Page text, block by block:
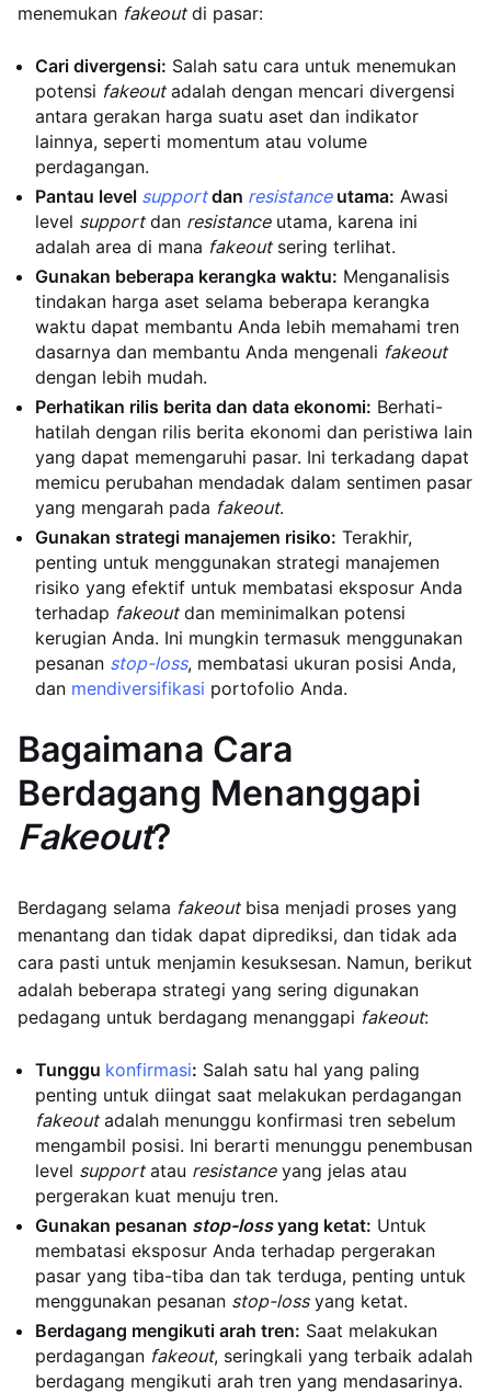
menemukan fakeoutdi pasar:
Cari divergensi: Salah satu cara untuk menemukan
potensi fakeoutadalah dengan mencari divergensi
antara gerakan harga suatu aset dan indikator
lainnya, seperti momentum atau volume
perdagangan.
Pantau level supportdan resistanceutama: Awasi
level supportdan resistanceutama, karena ini
adalah area di mana fakeoutsering terlihat.
Gunakan beberapa kerangka waktu: Menganalisis
tindakan harga aset selama beberapa kerangka
waktu dapat membantu Anda lebih memahami tren
dasarnya dan membantu Anda mengenali fakeout
dengan lebih mudah.
Perhatikan rilis berita dan data ekonomi: Berhati-
hatilah dengan rilis berita ekonomi dan peristiwa lain
yang dapat memengaruhi pasar. Ini terkadang dapat
memicu perubahan mendadak dalam sentimen pasar
yang mengarah pada fakeout.
Gunakan strategi manajemen risiko: Terakhir,
penting untuk menggunakan strategi manajemen
risiko yang efektif untuk membatasi eksposur Anda
terhadap fakeoutdan meminimalkan potensi
kerugian Anda. Ini mungkin termasuk menggunakan
pesanan stop-loss, membatasi ukuran posisi Anda,
dan mendiversifikasi portofolio Anda.
Bagaimana Cara
Berdagang Menanggapi
Fakeout?
Berdagang selama fakeoutbisa menjadi proses yang
menantang dan tidak dapat diprediksi, dan tidak ada
cara pasti untuk menjamin kesuksesan. Namun, berikut
adalah beberapa strategi yang sering digunakan
pedagang untuk berdagang menanggapi fakeout:
Tunggu konfirmasi: Salah satu hal yang paling
penting untuk diingat saat melakukan perdagangan
fakeoutadalah menunggu konfirmasi tren sebelum
mengambil posisi. Ini berarti menunggu penembusan
level supportatau resistanceyang jelas atau
pergerakan kuat menuju tren.
Gunakan pesanan stop-lossyang ketat: Untuk
membatasi eksposur Anda terhadap pergerakan
pasar yang tiba-tiba dan tak terduga, penting untuk
menggunakan pesanan stop-lossyang ketat.
Berdagang mengikuti arah tren: Saat melakukan
perdagangan fakeout, seringkali yang terbaik adalah
berdagang mengikuti arah tren yang mendasarinya.